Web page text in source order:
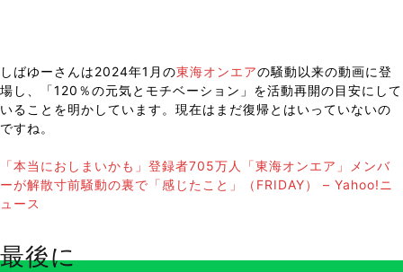
しばゆーさんは2024年1月の東海オンエアの騒動以来の動画に登
場し、「120％の元気とモチベーション」を活動再開の目安にして
いることを明かしています。現在はまだ復帰とはいっていないの
ですね。
「本当におしまいかも」登録者705万人「東海オンエア」メンバ
ーが解散寸前騒動の裏で「感じたこと」（FRIDAY） – Yahoo!ニ
ュース
最後に